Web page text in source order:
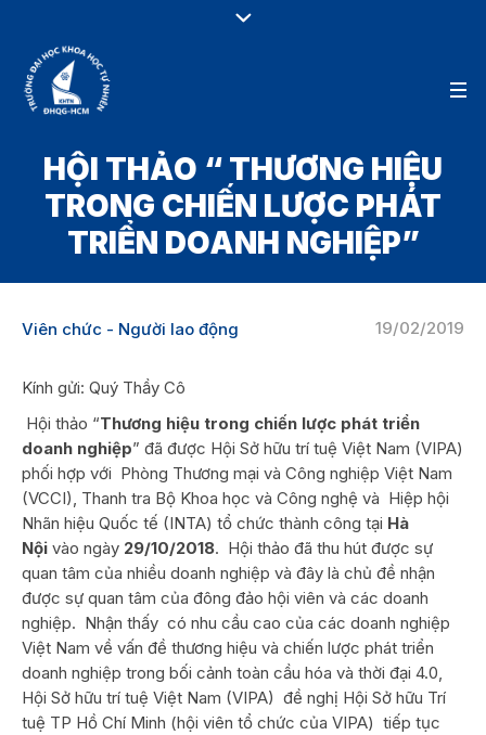
HỘI THẢO “ THƯƠNG HIỆU
TRONG CHIẾN LƯỢC PHÁT
TRIỂN DOANH NGHIỆP”
19/02/2019
Viên chức - Người lao động
Kính gửi: Quý Thầy Cô
Hội thảo “Thương hiệu trong chiến lược phát triển
doanh nghiệp” đã được Hội Sở hữu trí tuệ Việt Nam (VIPA)
phối hợp với Phòng Thương mại và Công nghiệp Việt Nam
(VCCI), Thanh tra Bộ Khoa học và Công nghệ và Hiệp hội
Nhãn hiệu Quốc tế (INTA) tổ chức thành công tại Hà
Nội vào ngày 29/10/2018. Hội thảo đã thu hút được sự
quan tâm của nhiều doanh nghiệp và đây là chủ đề nhận
được sự quan tâm của đông đảo hội viên và các doanh
nghiệp. Nhận thấy có nhu cầu cao của các doanh nghiệp
Việt Nam về vấn đề thương hiệu và chiến lược phát triển
doanh nghiệp trong bối cảnh toàn cầu hóa và thời đại 4.0,
Hội Sở hữu trí tuệ Việt Nam (VIPA) đề nghị Hội Sở hữu Trí
tuệ TP Hồ Chí Minh (hội viên tổ chức của VIPA) tiếp tục